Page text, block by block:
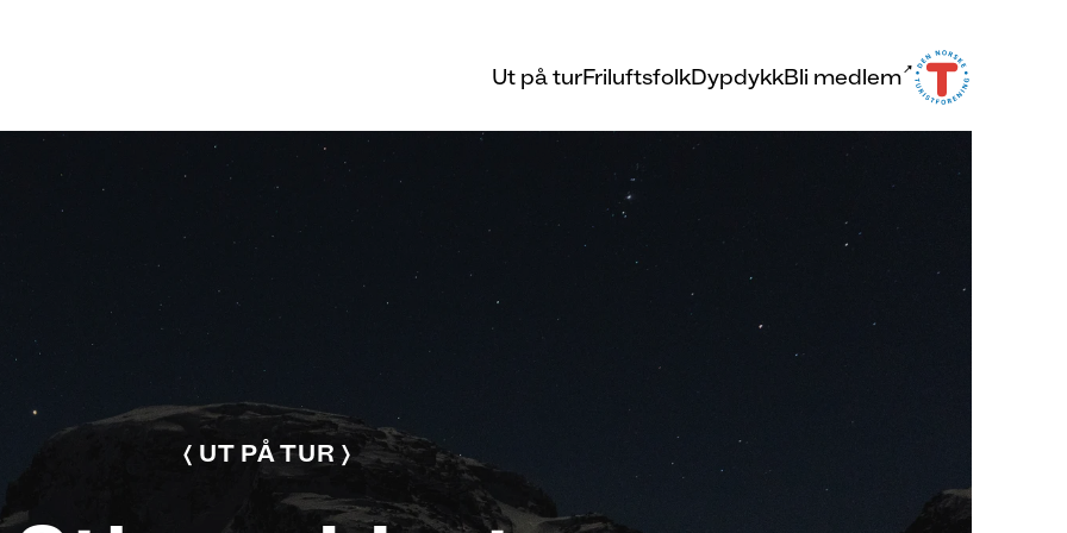
Ut på turFriluftsfolkDypdykkBli medlem
UT PÅ TUR